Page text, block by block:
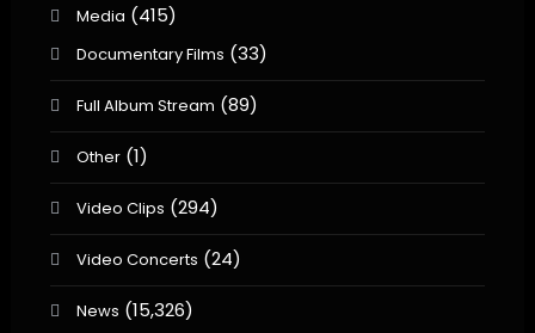
Media (415)
Documentary Films (33)
Full Album Stream (89)
Other(1)
Video Clips (294)
Video Concerts (24)
News (15,326)